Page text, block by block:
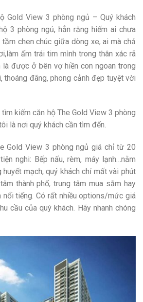
Gold View 3 phòng ngủ – Quý khách
3 phòng ngủ, hẳn rằng hiếm ai chưa
chen chúc giữa dòng xe, ai mà chả
ấm trái tim mình trong thân xác rã
được ở bên vợ hiền con ngoan trong
thoáng đãng, phong cảnh đẹp tuyệt vời
tìm kiếm căn hộ The Gold View 3 phòng
là nơi quý khách cần tìm đến.
Gold View 3 phòng ngủ giá chỉ từ 20
nghi: Bếp nấu, rèm, máy lạnh…nằm
mạch, quý khách chỉ mất vài phút
thành phố, trung tâm mua sắm hay
tiếng. Có rất nhiều options/mức giá
cầu của quý khách. Hãy nhanh chóng